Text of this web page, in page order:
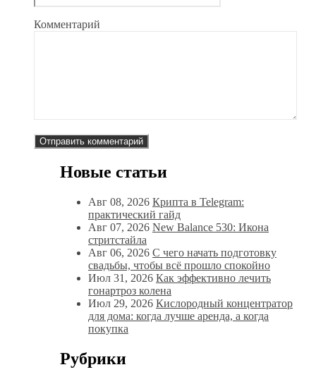
Комментарий
Новые статьи
Авг 08, 2026 Крипта в Telegram:
практический гайд
Авг 07, 2026 New Balance 530: Икона
стритстайла
Авг 06, 2026 С чего начать подготовку
свадьбы, чтобы всё прошло спокойно
Июл 31, 2026 Как эффективно лечить
гонартроз колена
Июл 29, 2026 Кислородный концентратор
для дома: когда лучше аренда, а когда
покупка
Рубрики